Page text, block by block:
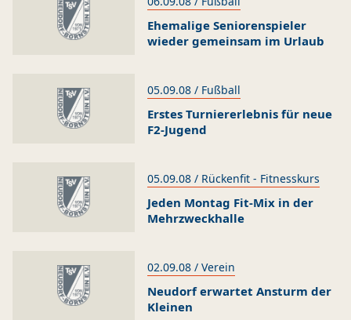
Ehemalige Seniorenspieler
wieder gemeinsam im Urlaub
05.09.08 / Fußball
Erstes Turniererlebnis für neue
F2-Jugend
05.09.08 / Rückenfit - Fitnesskurs
Jeden Montag Fit-Mix in der
Mehrzweckhalle
02.09.08 / Verein
Neudorf erwartet Ansturm der
Kleinen